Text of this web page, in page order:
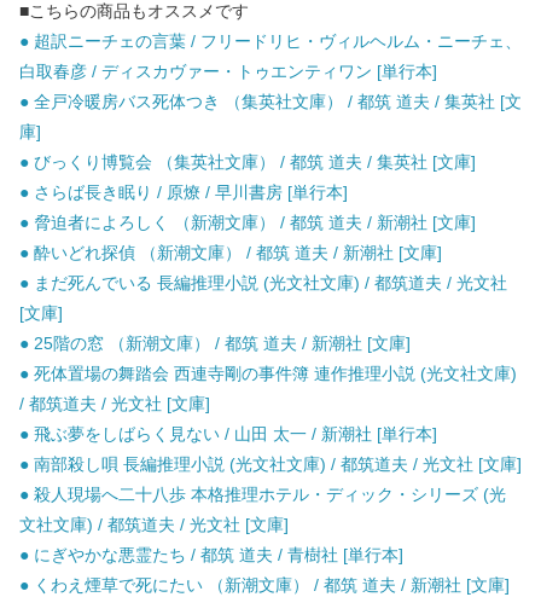
■こちらの商品もオススメです
● 超訳ニーチェの言葉 / フリードリヒ・ヴィルヘルム・ニーチェ、
白取春彦 / ディスカヴァー・トゥエンティワン [単行本]
● 全戸冷暖房バス死体つき （集英社文庫） / 都筑 道夫 / 集英社 [文
庫]
● びっくり博覧会 （集英社文庫） / 都筑 道夫 / 集英社 [文庫]
● さらば長き眠り / 原燎 / 早川書房 [単行本]
● 脅迫者によろしく （新潮文庫） / 都筑 道夫 / 新潮社 [文庫]
● 酔いどれ探偵 （新潮文庫） / 都筑 道夫 / 新潮社 [文庫]
● まだ死んでいる 長編推理小説 (光文社文庫) / 都筑道夫 / 光文社
[文庫]
● 25階の窓 （新潮文庫） / 都筑 道夫 / 新潮社 [文庫]
● 死体置場の舞踏会 西連寺剛の事件簿 連作推理小説 (光文社文庫)
/ 都筑道夫 / 光文社 [文庫]
● 飛ぶ夢をしばらく見ない / 山田 太一 / 新潮社 [単行本]
● 南部殺し唄 長編推理小説 (光文社文庫) / 都筑道夫 / 光文社 [文庫]
● 殺人現場へ二十八歩 本格推理ホテル・ディック・シリーズ (光
文社文庫) / 都筑道夫 / 光文社 [文庫]
● にぎやかな悪霊たち / 都筑 道夫 / 青樹社 [単行本]
● くわえ煙草で死にたい （新潮文庫） / 都筑 道夫 / 新潮社 [文庫]